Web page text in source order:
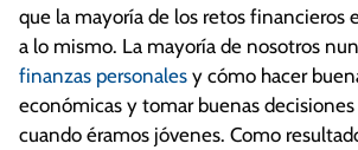
que la mayoría de los retos financieros
a lo mismo. La mayoría de nosotros
finanzas personales y cómo hacer
económicas y tomar buenas
cuando éramos jóvenes. Como